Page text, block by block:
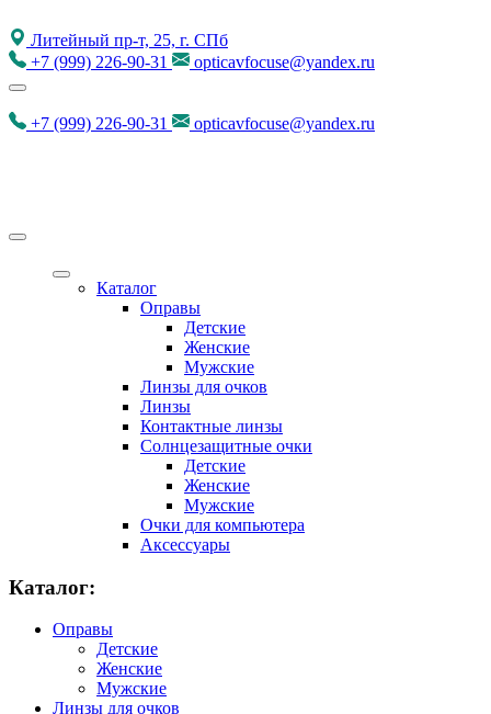
Литейный пр-т, 25, г. СПб
+7 (999) 226-90-31 opticavfocuse@yandex.ru
+7 (999) 226-90-31 opticavfocuse@yandex.ru
Каталог
Оправы
Детские
Женские
Мужские
Линзы для очков
Линзы
Контактные линзы
Солнцезащитные очки
Детские
Женские
Мужские
Очки для компьютера
Аксессуары
Каталог:
Оправы
Детские
Женские
Мужские
Линзы для очков